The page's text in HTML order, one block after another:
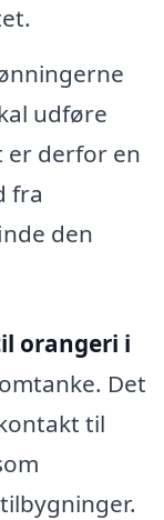
udføre
er derfor en
fra
den
orangeri i
Det
til